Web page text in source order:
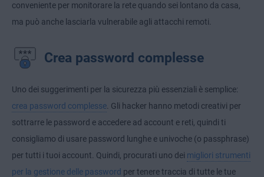
conveniente per monitorare la rete quando sei lontano da casa,
ma può anche lasciarla vulnerabile agli attacchi remoti.
Crea password complesse
Uno dei suggerimenti per la sicurezza più essenziali è semplice:
crea password complesse . Gli hacker hanno metodi creativi per
sottrarre le password e accedere ad account e reti, quindi ti
consigliamo di usare password lunghe e univoche (o passphrase)
per tutti i tuoi account. Quindi, procurati uno dei migliori strumenti
per la gestione delle password per tenere traccia di tutte le tue